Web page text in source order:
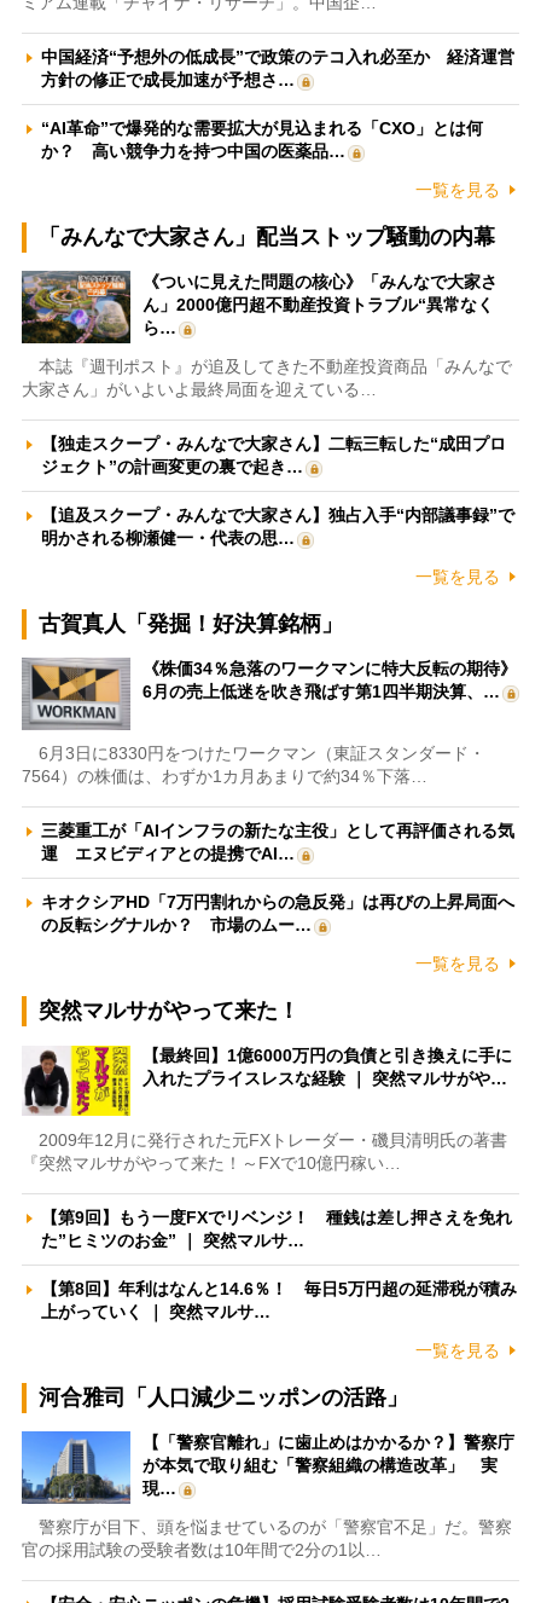
中国経済“予想外の低成長”で政策のテコ入れ必至か 経済運営
方針の修正で成長加速が予想さ…
“AI革命”で爆発的な需要拡大が見込まれる「CXO」とは何
か？ 高い競争力を持つ中国の医薬品…
一覧を見る
「みんなで大家さん」配当ストップ騒動の内幕
《ついに見えた問題の核心》「みんなで大家さ
ん」2000億円超不動産投資トラブル“異常なく
ら…
本誌『週刊ポスト』が追及してきた不動産投資商品「みんなで
大家さん」がいよいよ最終局面を迎えている…
【独走スクープ・みんなで大家さん】二転三転した“成田プロ
ジェクト”の計画変更の裏で起き…
【追及スクープ・みんなで大家さん】独占入手“内部議事録”で
明かされる柳瀬健一・代表の思…
一覧を見る
古賀真人「発掘！好決算銘柄」
《株価34％急落のワークマンに特大反転の期待》
6月の売上低迷を吹き飛ばす第1四半期決算、…
6月3日に8330円をつけたワークマン（東証スタンダード・
7564）の株価は、わずか1カ月あまりで約34％下落…
三菱重工が「AIインフラの新たな主役」として再評価される気
運 エヌビディアとの提携でAI…
キオクシアHD「7万円割れからの急反発」は再びの上昇局面へ
の反転シグナルか？ 市場のムー…
一覧を見る
突然マルサがやって来た！
【最終回】1億6000万円の負債と引き換えに手に
入れたプライスレスな経験 ｜ 突然マルサがや…
2009年12月に発行された元FXトレーダー・磯貝清明氏の著書
『突然マルサがやって来た！～FXで10億円稼い…
【第9回】もう一度FXでリベンジ！ 種銭は差し押さえを免れ
た”ヒミツのお金” ｜ 突然マルサ…
【第8回】年利はなんと14.6％！ 毎日5万円超の延滞税が積み
上がっていく ｜ 突然マルサ…
一覧を見る
河合雅司「人口減少ニッポンの活路」
【「警察官離れ」に歯止めはかかるか？】警察庁
が本気で取り組む「警察組織の構造改革」 実
現…
警察庁が目下、頭を悩ませているのが「警察官不足」だ。警察
官の採用試験の受験者数は10年間で2分の1以…